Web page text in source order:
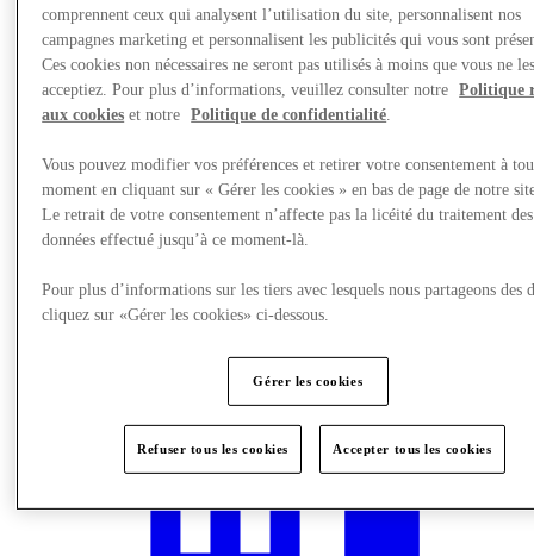
comprennent ceux qui analysent l’utilisation du site, personnalisent nos
campagnes marketing et personnalisent les publicités qui vous sont
Ces cookies non nécessaires ne seront pas utilisés à moins que vous ne
acceptiez. Pour plus d’informations, veuillez consulter notre
Politique
aux cookies et notre Politique de confidentialité.
Vous pouvez modifier vos préférences et retirer votre consentement à
moment en cliquant sur « Gérer les cookies » en bas de page de notre
Le retrait de votre consentement n’affecte pas la licéité du traitement des
données effectué jusqu’à ce moment-là.
Pour plus d’informations sur les tiers avec lesquels nous partageons des
cliquez sur «Gérer les cookies» ci-dessous.
Gérer les cookies
Refuser tous les cookies Accepter tous les cookies